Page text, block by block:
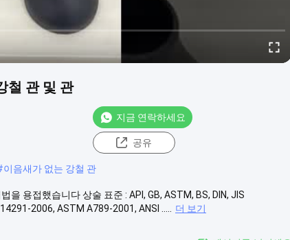
철 관 및 관
지금 연락하세요
공유
이음새가 없는 강철 관
을 용접했습니다 상술 표준 : API, GB, ASTM, BS, DIN, JIS
2006, ASTM A789-2001, ANSI .....
더 보기